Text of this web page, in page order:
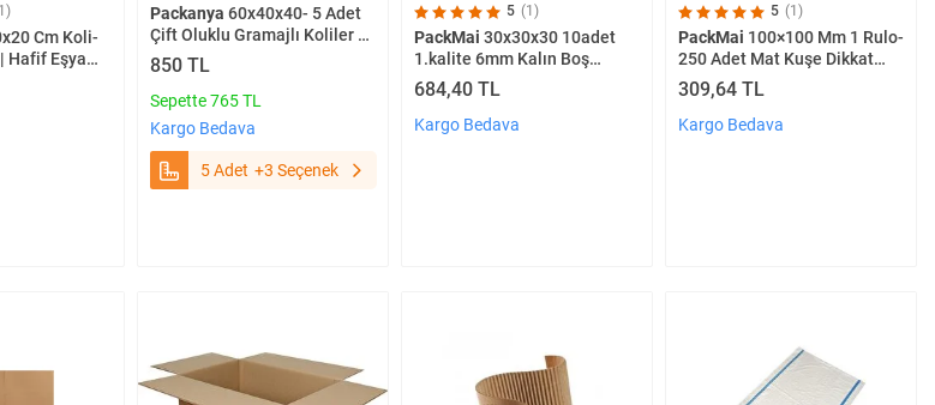
Cm Koli-
Hafif Eşya
3mm Karton
Packanya 60x40x40- 5 Adet
Çift Oluklu Gramajlı Koliler 5
Adet
850 TL
Sepette 765 TL
Kargo Bedava
5 Adet +3 Seçenek
5 (1)
PackMai 30x30x30 10adet
1.kalite 6mm Kalın Boş
Karton Koli (küçük Eşya-ev
Taşıma-çeyiz-depolama-
nakliye)
684,40 TL
Kargo Bedava
5 (1)
PackMai 100×100 Mm 1 Rulo-
250 Adet Mat Kuşe Dikkat
Kırılır Uyarı Etiketi, Kırılabilir
Ürün, Cam Ve Porselen
Paketleme, Taşınma Ve
309,64 TL
Kargo Bedava